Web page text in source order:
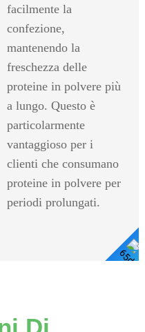
Visualizza
facilmente la
confezione,
mantenendo la
freschezza delle
proteine ​​in polvere più
a lungo. Questo è
particolarmente
vantaggioso per i
clienti che consumano
proteine ​​in polvere per
periodi prolungati.